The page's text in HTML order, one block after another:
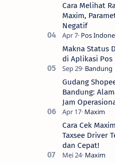
Cara Melihat
Maxim,
Negatif
Makna Status
di Aplikasi
Gudang
Bandung:
Jam
Cara Cek
Taxsee Driver
dan Cepat!